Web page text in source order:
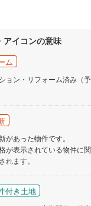
アイコンの意味
ム
ョン・リフォーム済み（
があった物件です。
が表示されている物件に
れます。
付き土地